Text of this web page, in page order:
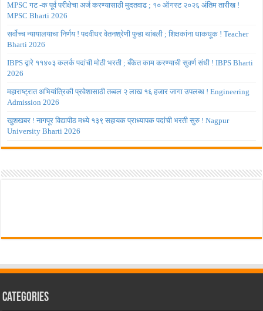
MPSC गट -क पूर्व परीक्षेचा अर्ज करण्यासाठी मुदतवाढ ; १० ऑगस्ट २०२६ अंतिम तारीख !
MPSC Bharti 2026
सर्वोच्च न्यायालयाचा निर्णय ! पदवीधर वेतनश्रेणी पुन्हा थांबली ; शिक्षकांना धाकधूक ! Teacher
Bharti 2026
IBPS द्वारे ११४०३ कलर्क पदांची मोठी भरती ; बँकेत काम करण्याची सुवर्ण संधी ! IBPS Bharti
2026
महाराष्ट्रात अभियांत्रिकी प्रवेशासाठी तब्बल २ लाख १६ हजार जागा उपलब्ध ! Engineering
Admission 2026
खुशखबर ! नागपूर विद्यापीठ मध्ये १३९ सहायक प्राध्यापक पदांची भरती सुरु ! Nagpur
University Bharti 2026
Categories